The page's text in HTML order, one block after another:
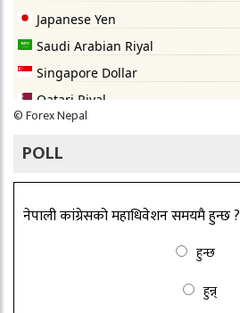
©Forex Nepal
POLL
नेपाली कांग्रेसको महाधिवेशन समयमै हुन्छ ?
हुन्छ
हुन्न्